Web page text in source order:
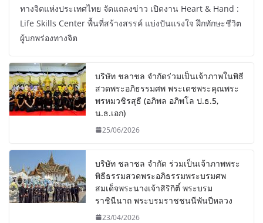
ทางจิตแห่งประเทศไทย จัดแถลงข่าว เปิดงาน Heart & Hand :
Life Skills Center พื้นที่สร้างสรรค์ แบ่งปันแรงใจ ฝึกทักษะชีวิต
ผู้บกพร่องทางจิต
บริษัท ชลาชล จำกัดร่วมเป็นเจ้าภาพในพิธี
สวดพระอภิธรรมศพ พระเดชพระคุณพระ
พรหมวชิรสุธี (อภิพล อภิพโล ป.ธ.5,
น.ธ.เอก)
25/06/2026
บริษัท ชลาชล จำกัด ร่วมเป็นเจ้าภาพพระ
พิธีธรรมสวดพระอภิธรรมพระบรมศพ
สมเด็จพระนางเจ้าสิริกิติ์ พระบรม
ราชินีนาถ พระบรมราชชนนีพันปีหลวง
23/04/2026